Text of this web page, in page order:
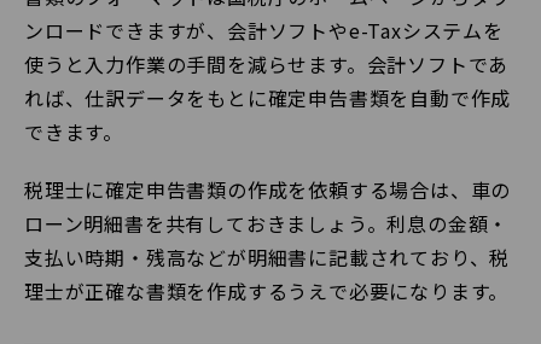
ンロードできますが、会計ソフトやe-Taxシステムを
使うと入力作業の手間を減らせます。会計ソフトであ
れば、仕訳データをもとに確定申告書類を自動で作成
できます。
税理士に確定申告書類の作成を依頼する場合は、車の
ローン明細書を共有しておきましょう。利息の金額・
支払い時期・残高などが明細書に記載されており、税
理士が正確な書類を作成するうえで必要になります。